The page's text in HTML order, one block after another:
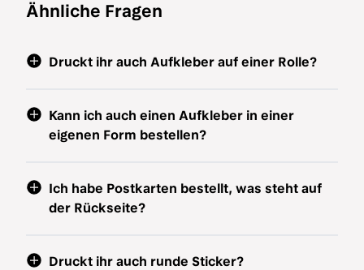
Ähnliche Fragen
Druckt ihr auch Aufkleber auf einer Rolle?
Kann ich auch einen Aufkleber in einer
eigenen Form bestellen?
Ich habe Postkarten bestellt, was steht auf
der Rückseite?
Druckt ihr auch runde Sticker?